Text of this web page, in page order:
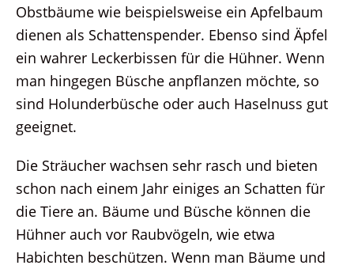
Obstbäume wie beispielsweise ein Apfelbaum
dienen als Schattenspender. Ebenso sind Äpfel
ein wahrer Leckerbissen für die Hühner. Wenn
man hingegen Büsche anpflanzen möchte, so
sind Holunderbüsche oder auch Haselnuss gut
geeignet.
Die Sträucher wachsen sehr rasch und bieten
schon nach einem Jahr einiges an Schatten für
die Tiere an. Bäume und Büsche können die
Hühner auch vor Raubvögeln, wie etwa
Habichten beschützen. Wenn man Bäume und